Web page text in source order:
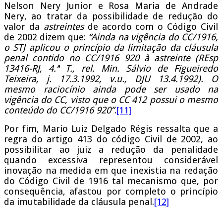
Nelson Nery Junior e Rosa Maria de Andrade
Nery, ao tratar da possibilidade de redução do
valor da astreintesde acordo com o Código Civil
de 2002 dizem que: “Ainda na vigência do CC/1916,
o STJ aplicou o princípio da limitação da cláusula
penal contido no CC/1916 920 à astreinte (REsp
13416-RJ, 4.ª T., rel. Min. Sálvio de Figueiredo
Teixeira, j. 17.3.1992, v.u., DJU 13.4.1992). O
mesmo raciocínio ainda pode ser usado na
vigência do CC, visto que o CC 412 possui o mesmo
conteúdo do CC/1916 920”.[11]
Por fim, Mario Luiz Delgado Régis ressalta que a
regra do artigo 413 do código Civil de 2002, ao
possibilitar ao juiz a redução da penalidade
quando excessiva representou considerável
inovação na medida em que inexistia na redação
do Código Civil de 1916 tal mecanismo que, por
consequência, afastou por completo o princípio
da imutabilidade da cláusula penal.[12]